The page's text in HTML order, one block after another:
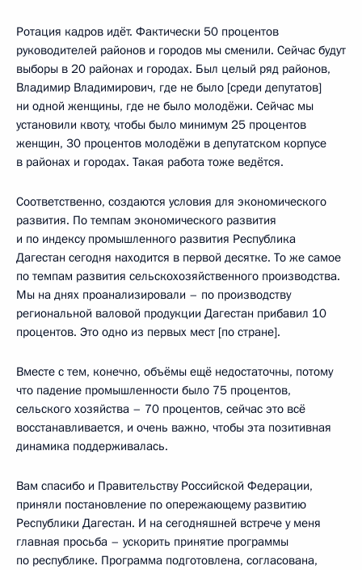
Ротация кадров идёт. Фактически 50 процентов
руководителей районов и городов мы сменили. Сейчас будут
выборы в 20 районах и городах. Был целый ряд районов,
Владимир Владимирович, где не было [среди депутатов]
ни одной женщины, где не было молодёжи. Сейчас мы
установили квоту, чтобы было минимум 25 процентов
женщин, 30 процентов молодёжи в депутатском корпусе
в районах и городах. Такая работа тоже ведётся.
Соответственно, создаются условия для экономического
развития. По темпам экономического развития
и по индексу промышленного развития Республика
Дагестан сегодня находится в первой десятке. То же самое
по темпам развития сельскохозяйственного производства.
Мы на днях проанализировали – по производству
региональной валовой продукции Дагестан прибавил 10
процентов. Это одно из первых мест [по стране].
Вместе с тем, конечно, объёмы ещё недостаточны, потому
что падение промышленности было 75 процентов,
сельского хозяйства – 70 процентов, сейчас это всё
восстанавливается, и очень важно, чтобы эта позитивная
динамика поддерживалась.
Вам спасибо и Правительству Российской Федерации,
приняли постановление по опережающему развитию
Республики Дагестан. И на сегодняшней встрече у меня
главная просьба – ускорить принятие программы
по республике. Программа подготовлена, согласована,